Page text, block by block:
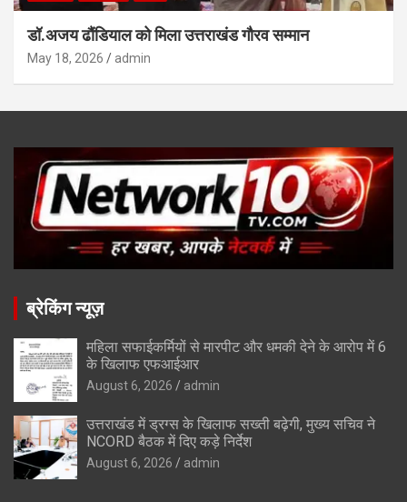
डॉ.अजय ढौंडियाल को मिला उत्तराखंड गौरव सम्मान
May 18, 2026 admin
ब्रेकिंग न्यूज़
महिला सफाईकर्मियों से मारपीट और धमकी देने के आरोप में 6
के खिलाफ एफआईआर
August 6, 2026 admin
उत्तराखंड में ड्रग्स के खिलाफ सख्ती बढ़ेगी, मुख्य सचिव ने
NCORD बैठक में दिए कड़े निर्देश
August 6, 2026 admin